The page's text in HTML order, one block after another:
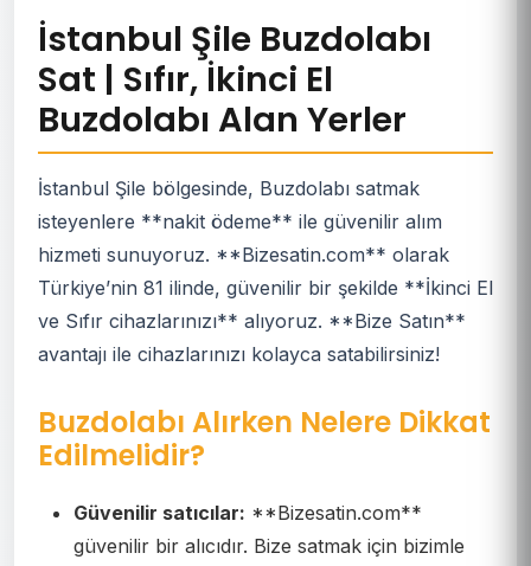
İstanbul Şile Buzdolabı
Sat | Sıfır, İkinci El
Buzdolabı Alan Yerler
İstanbul Şile bölgesinde, Buzdolabı satmak
isteyenlere **nakit ödeme** ile güvenilir alım
hizmeti sunuyoruz. **Bizesatin.com** olarak
Türkiye’nin 81 ilinde, güvenilir bir şekilde **İkinci El
ve Sıfır cihazlarınızı** alıyoruz. **Bize Satın**
avantajı ile cihazlarınızı kolayca satabilirsiniz!
Buzdolabı Alırken Nelere Dikkat
Edilmelidir?
Güvenilir satıcılar: **Bizesatin.com**
güvenilir bir alıcıdır. Bize satmak için bizimle